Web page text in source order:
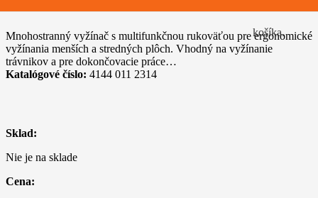
košíka.
Mnohostranný vyžínač s multifunkčnou rukoväťou pre ergonomické
vyžínania menších a stredných plôch. Vhodný na vyžínanie
trávnikov a pre dokončovacie práce…
Katalógové číslo: 4144 011 2314
Sklad:
Nie je na sklade
Cena: